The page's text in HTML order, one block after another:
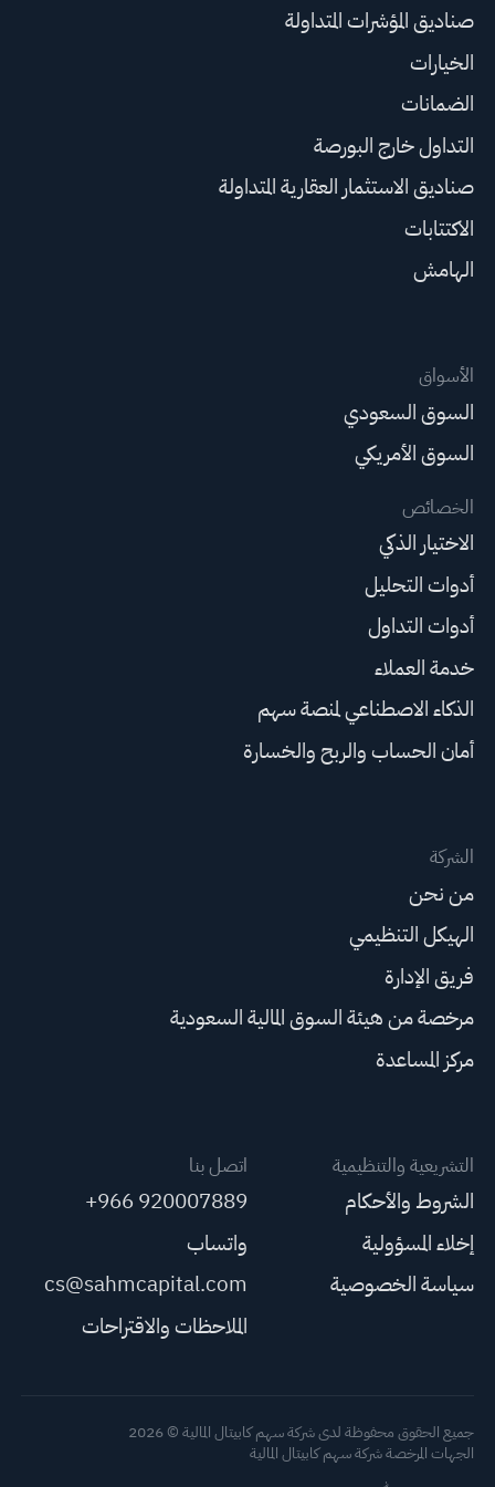
صناديق المؤشرات المتداولة
الخيارات
الضمانات
التداول خارج البورصة
صناديق الاستثمار العقارية المتداولة
الاكتتابات
الهامش
الأسواق
السوق السعودي
السوق الأمريكي
الخصائص
الاختيار الذكي
أدوات التحليل
أدوات التداول
خدمة العملاء
الذكاء الاصطناعي لمنصة سهم
أمان الحساب والربح والخسارة
الشركة
من نحن
الهيكل التنظيمي
فريق الإدارة
مرخصة من هيئة السوق المالية السعودية
مركز المساعدة
التشريعية والتنظيمية
الشروط والأحكام
إخلاء المسؤولية
سياسة الخصوصية
اتصل بنا
+966 920007889
واتساب
cs@sahmcapital.com
الملاحظات والاقتراحات
جميع الحقوق محفوظة لدى شركة سهم كابيتال المالية © 2026
الجهات المرخصة شركة سهم كابيتال المالية